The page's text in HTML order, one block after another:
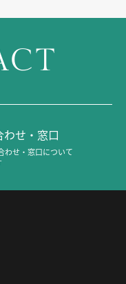
せ・窓口
わせ・窓口について